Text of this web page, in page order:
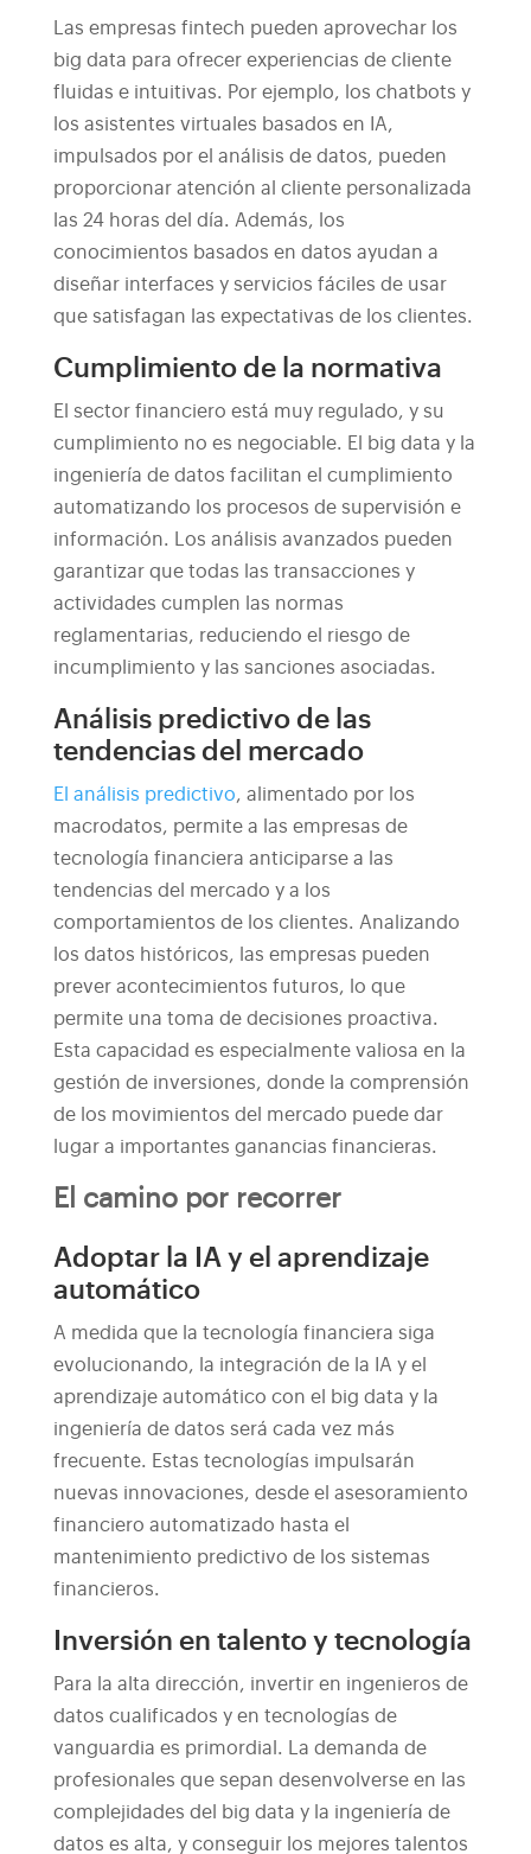
Las empresas fintech pueden aprovechar los
big data para ofrecer experiencias de cliente
fluidas e intuitivas. Por ejemplo, los chatbots y
los asistentes virtuales basados en IA,
impulsados por el análisis de datos, pueden
proporcionar atención al cliente personalizada
las 24 horas del día. Además, los
conocimientos basados en datos ayudan a
diseñar interfaces y servicios fáciles de usar
que satisfagan las expectativas de los clientes.
Cumplimiento de la normativa
El sector financiero está muy regulado, y su
cumplimiento no es negociable. El big data y la
ingeniería de datos facilitan el cumplimiento
automatizando los procesos de supervisión e
información. Los análisis avanzados pueden
garantizar que todas las transacciones y
actividades cumplen las normas
reglamentarias, reduciendo el riesgo de
incumplimiento y las sanciones asociadas.
Análisis predictivo de las
tendencias del mercado
El análisis predictivo, alimentado por los
macrodatos, permite a las empresas de
tecnología financiera anticiparse a las
tendencias del mercado y a los
comportamientos de los clientes. Analizando
los datos históricos, las empresas pueden
prever acontecimientos futuros, lo que
permite una toma de decisiones proactiva.
Esta capacidad es especialmente valiosa en la
gestión de inversiones, donde la comprensión
de los movimientos del mercado puede dar
lugar a importantes ganancias financieras.
El camino por recorrer
Adoptar la IA y el aprendizaje
automático
A medida que la tecnología financiera siga
evolucionando, la integración de la IA y el
aprendizaje automático con el big data y la
ingeniería de datos será cada vez más
frecuente. Estas tecnologías impulsarán
nuevas innovaciones, desde el asesoramiento
financiero automatizado hasta el
mantenimiento predictivo de los sistemas
financieros.
Inversión en talento y tecnología
Para la alta dirección, invertir en ingenieros de
datos cualificados y en tecnologías de
vanguardia es primordial. La demanda de
profesionales que sepan desenvolverse en las
complejidades del big data y la ingeniería de
datos es alta, y conseguir los mejores talentos